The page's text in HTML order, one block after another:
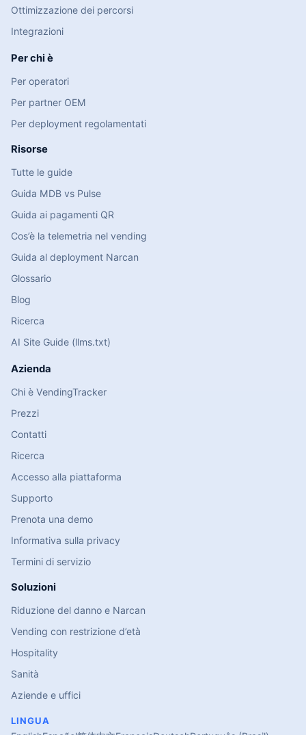
Ottimizzazione dei percorsi
Integrazioni
Per chi è
Per operatori
Per partner OEM
Per deployment regolamentati
Risorse
Tutte le guide
Guida MDB vs Pulse
Guida ai pagamenti QR
Cos’è la telemetria nel vending
Guida al deployment Narcan
Glossario
Blog
Ricerca
AI Site Guide (llms.txt)
Azienda
Chi è VendingTracker
Prezzi
Contatti
Ricerca
Accesso alla piattaforma
Supporto
Prenota una demo
Informativa sulla privacy
Termini di servizio
Soluzioni
Riduzione del danno e Narcan
Vending con restrizione d’età
Hospitality
Sanità
Aziende e uffici
LINGUA